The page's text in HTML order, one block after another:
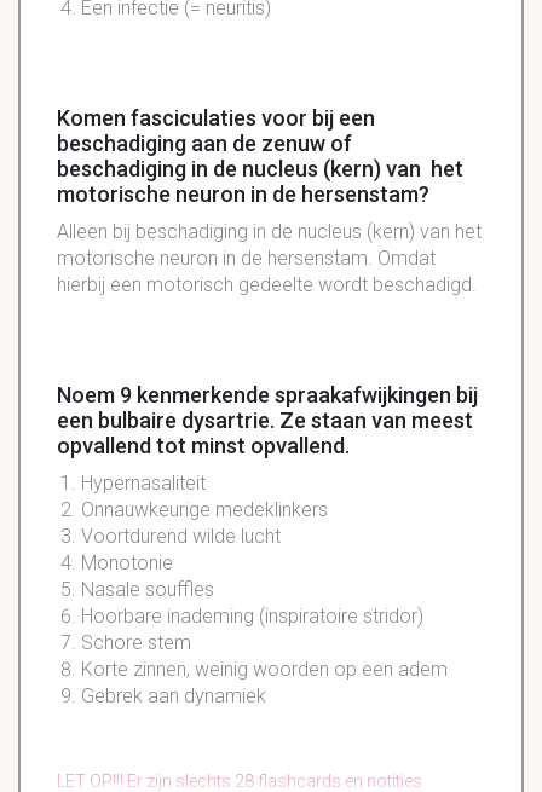
Een infectie (= neuritis)
Komen fasciculaties voor bij een
beschadiging aan de zenuw of
beschadiging in de nucleus (kern) van het
motorische neuron in de hersenstam?
Alleen bij beschadiging in de nucleus (kern) van het
motorische neuron in de hersenstam. Omdat
hierbij een motorisch gedeelte wordt beschadigd.
Noem 9 kenmerkende spraakafwijkingen bij
een bulbaire dysartrie. Ze staan van meest
opvallend tot minst opvallend.
Hypernasaliteit
Onnauwkeurige medeklinkers
Voortdurend wilde lucht
Monotonie
Nasale souffles
Hoorbare inademing (inspiratoire stridor)
Schore stem
Korte zinnen, weinig woorden op een adem
Gebrek aan dynamiek
LET OP!!! Er zijn slechts 28 flashcards en notities